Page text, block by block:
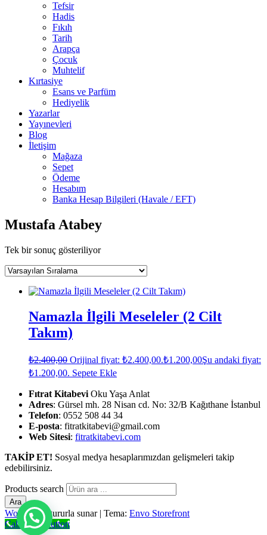
Tefsir
Hadis
Fıkıh
Tarih
Arapça
Çocuk
Muhtelif
Kırtasiye
Esans ve Parfüm
Hediyelik
Yazarlar
Yayınevleri
Blog
İletişim
Mağaza
Sepet
Ödeme
Hesabım
Banka Hesap Bilgileri (Havale / EFT)
Mustafa Atabey
Tek bir sonuç gösteriliyor
Namazla İlgili Meseleler (2 Cilt
Takım)
₺2.400,00 Orijinal fiyat: ₺2.400,00.₺1.200,00Şu andaki fiyat:
₺1.200,00. Sepete Ekle
Fıtrat Kitabevi Oku Yaşa Anlat
Adres: Gürsel mh. 28 Nisan cd. No: 32/B Kağıthane İstanbul
Telefon: 0552 508 44 34
E-posta: fitratkitabevi@gmail.com
Web Sitesi: fitratkitabevi.com
TAKİP ET! Sosyal medya hesaplarımızdan gelişmeleri takip
edebilirsiniz.
Products search
Ara
WordPress gururla sunar | Tema: Envo Storefront
Call Now Button